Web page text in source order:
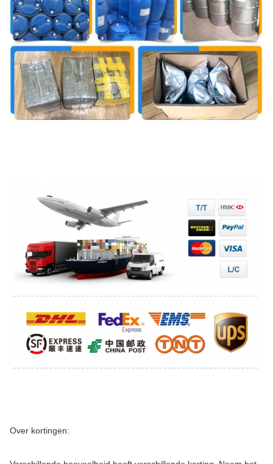
Over kortingen: